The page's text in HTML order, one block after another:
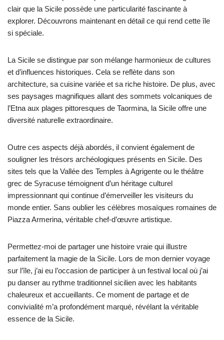
clair que la Sicile possède une particularité fascinante à
explorer. Découvrons maintenant en détail ce qui rend cette île
si spéciale.
La Sicile se distingue par son mélange harmonieux de cultures
et d’influences historiques. Cela se reflète dans son
architecture, sa cuisine variée et sa riche histoire. De plus, avec
ses paysages magnifiques allant des sommets volcaniques de
l’Etna aux plages pittoresques de Taormina, la Sicile offre une
diversité naturelle extraordinaire.
Outre ces aspects déjà abordés, il convient également de
souligner les trésors archéologiques présents en Sicile. Des
sites tels que la Vallée des Temples à Agrigente ou le théâtre
grec de Syracuse témoignent d’un héritage culturel
impressionnant qui continue d’émerveiller les visiteurs du
monde entier. Sans oublier les célèbres mosaïques romaines de
Piazza Armerina, véritable chef-d’œuvre artistique.
Permettez-moi de partager une histoire vraie qui illustre
parfaitement la magie de la Sicile. Lors de mon dernier voyage
sur l’île, j’ai eu l’occasion de participer à un festival local où j’ai
pu danser au rythme traditionnel sicilien avec les habitants
chaleureux et accueillants. Ce moment de partage et de
convivialité m’a profondément marqué, révélant la véritable
essence de la Sicile.